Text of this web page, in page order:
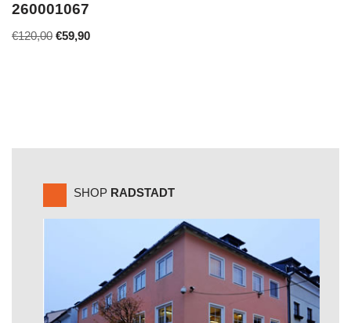
260001067
€120,00 €59,90
SHOP RADSTADT